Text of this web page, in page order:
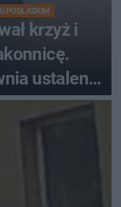
PODLASKIM
krzyż i
ustalenia
latka